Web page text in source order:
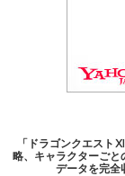
「ドラゴンクエスト
略、キャラクターごと
データを完全